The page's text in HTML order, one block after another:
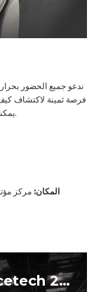
ندعو جميع الحضور
يمكننا دعم عملك من خلال حلول سياج احترافية وفعالة وموثوقة.
المكان: مركز